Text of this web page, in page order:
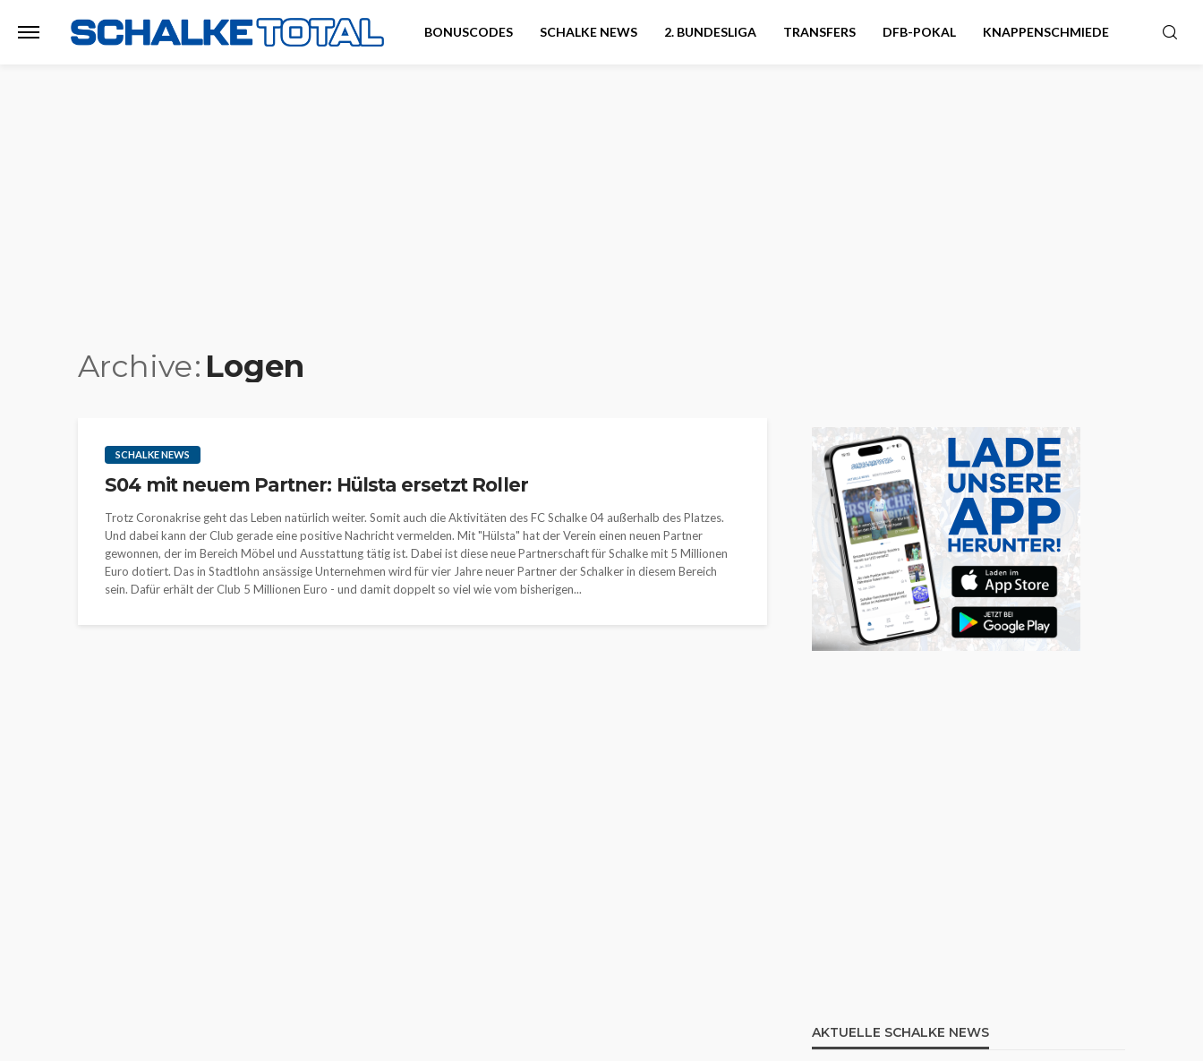
BONUSCODES SCHALKE NEWS 2. BUNDESLIGA TRANSFERS DFB-POKAL KNAPPENSCHMIEDE
Archive Logen
SCHALKE NEWS
S04 mit neuem Partner: Hülsta ersetzt Roller
Trotz Coronakrise geht das Leben natürlich weiter. Somit auch die Aktivitäten des FC Schalke 04 außerhalb des Platzes.
Und dabei kann der Club gerade eine positive Nachricht vermelden. Mit "Hülsta" hat der Verein einen neuen Partner
gewonnen, der im Bereich Möbel und Ausstattung tätig ist. Dabei ist diese neue Partnerschaft für Schalke mit 5 Millionen
Euro dotiert. Das in Stadtlohn ansässige Unternehmen wird für vier Jahre neuer Partner der Schalker in diesem Bereich
sein. Dafür erhält der Club 5 Millionen Euro - und damit doppelt so viel wie vom bisherigen...
AKTUELLE SCHALKE NEWS